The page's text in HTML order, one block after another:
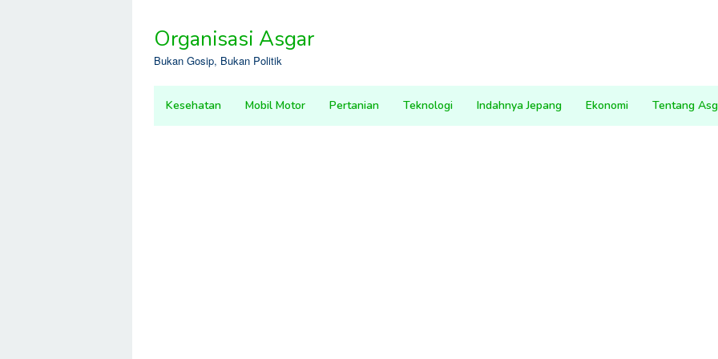
contentOrganisasi Asgar
Bukan Gosip, Bukan Politik
Kesehatan Mobil Motor Pertanian Teknologi Indahnya Jepang Ekonomi Tentang